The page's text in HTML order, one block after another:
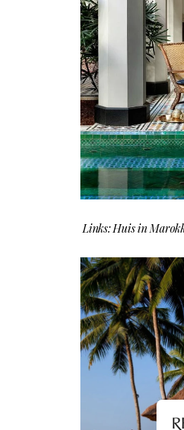
Links: Huis in